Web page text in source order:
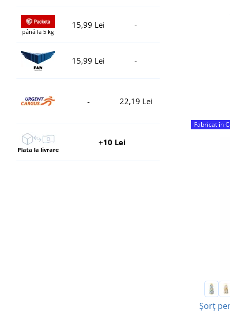
până la 5 kg
15,99 Lei -
15,99 Lei -
- 22,19 Lei
Plata la livrare
+10 Lei
Fabricat în
Șorț